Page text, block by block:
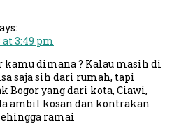
at 3:49 pm
kamu dimana ? Kalau masih di
saja sih dari rumah, tapi
Bogor yang dari kota, Ciawi,
ambil kosan dan kontrakan
ramai